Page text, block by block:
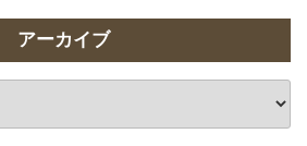
アーカイブ